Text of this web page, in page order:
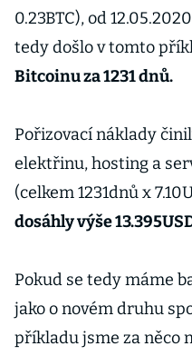
0.23BTC), od
tedy došlo v tomto
Bitcoinu za 1231 dnů.
Pořizovací náklady
elektřinu, hosting a
(celkem 1231dnů x
dosáhly výše
Pokud se tedy máme
jako o novém druhu
příkladu jsme za něco